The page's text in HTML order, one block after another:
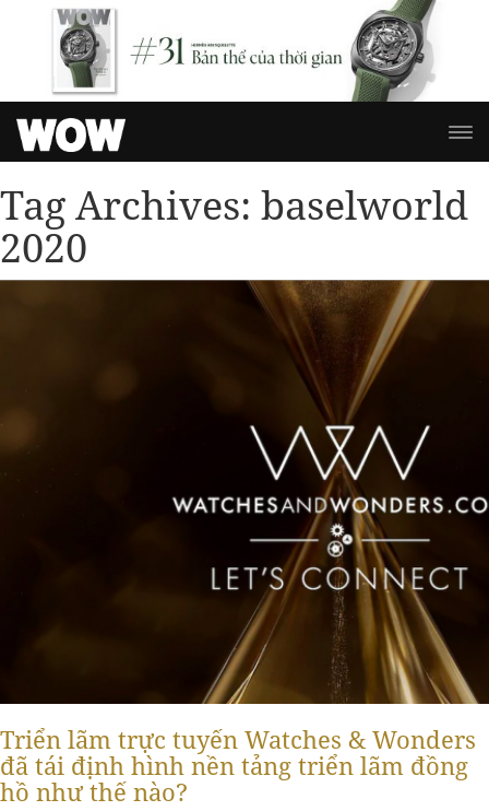
Tag Archives: baselworld
2020
Triển lãm trực tuyến Watches & Wonders
đã tái định hình nền tảng triển lãm đồng
hồ như thế nào?